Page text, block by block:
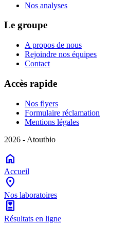
Nos analyses
Le groupe
A propos de nous
Rejoindre nos équipes
Contact
Accès rapide
Nos flyers
Formulaire réclamation
Mentions légales
2026 - Atoutbio
home
Accueil
location_on
Nos laboratoires
diagnosis
Résultats en ligne